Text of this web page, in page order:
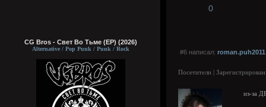
CG Bros - Свет Во Тьме (EP) (2026)
Alternative / Pop Punk / Punk / Rock
0
#6 написал: roman.puh2011
Посетители |
из-за